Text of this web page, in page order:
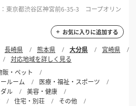
東京都渋谷区神宮前6-35-3 コープオリン
お気に入りに追加する
長崎県 熊本県 大分県
宮崎県
対応地域を詳しく見る
販・ペット
ルーム
医療・福祉・スポーツ
ル
美容・健康
住宅・別荘
その他